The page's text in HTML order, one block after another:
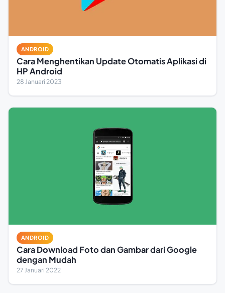
ANDROID
Cara Menghentikan Update Otomatis Aplikasi di
HP Android
28 Januari 2023
ANDROID
Cara Download Foto dan Gambar dari Google
dengan Mudah
27 Januari 2022